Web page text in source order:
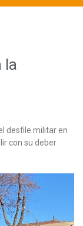
la
desfile militar en
con su deber